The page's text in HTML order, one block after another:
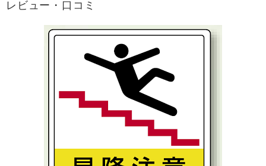
レビュー・口コミ